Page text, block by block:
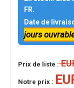
FR.
Date de
jours
Prix de liste :
Notre prix :